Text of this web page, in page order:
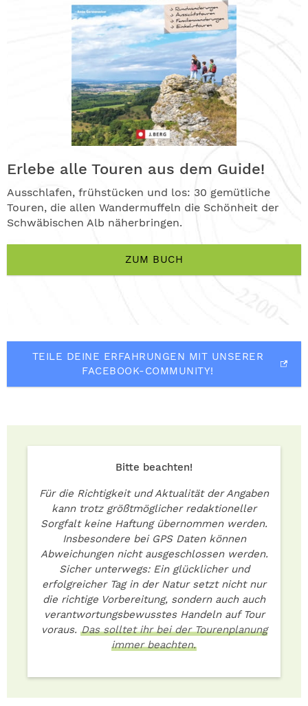
Erlebe alle Touren aus dem Guide!
Ausschlafen, frühstücken und los: 30 gemütliche
Touren, die allen Wandermuffeln die Schönheit der
Schwäbischen Alb näherbringen.
ZUM BUCH
TEILE DEINE ERFAHRUNGEN MIT UNSERER
FACEBOOK-COMMUNITY!
Bitte beachten!
Für die Richtigkeit und Aktualität der Angaben
kann trotz größtmöglicher redaktioneller
Sorgfalt keine Haftung übernommen werden.
Insbesondere bei GPS Daten können
Abweichungen nicht ausgeschlossen werden.
Sicher unterwegs: Ein glücklicher und
erfolgreicher Tag in der Natur setzt nicht nur
die richtige Vorbereitung, sondern auch auch
verantwortungsbewusstes Handeln auf Tour
voraus. Das solltet ihr bei der Tourenplanung
immer beachten.